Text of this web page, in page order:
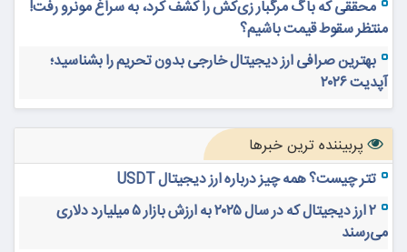
محققی که باگ مرگبار زی‌کش را کشف کرد، به سراغ مونرو رفت!
منتظر سقوط قیمت باشیم؟
بهترین صرافی ارز دیجیتال خارجی بدون تحریم را بشناسید؛
آپدیت ۲۰۲۶
پربیننده ترین خبرها
تتر چیست؟ همه چیز درباره ارز دیجیتال USDT
۲ ارز دیجیتال که در سال ۲۰۲۵ به ارزش بازار ۵ میلیارد دلاری
می‌رسند